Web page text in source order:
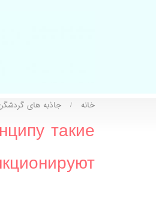
خانه / جاذبه های
такие